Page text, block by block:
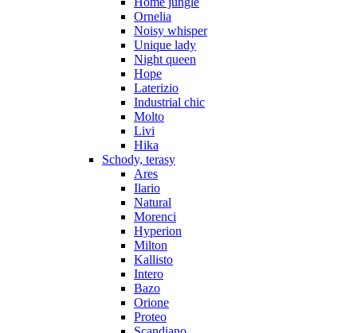
Ornelia
Noisy whisper
Unique lady
Night queen
Hope
Laterizio
Industrial chic
Molto
Livi
Hika
Schody, terasy
Ares
Ilario
Natural
Morenci
Hyperion
Milton
Kallisto
Intero
Bazo
Orione
Proteo